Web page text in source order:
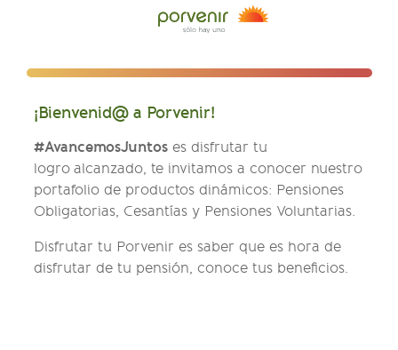
¡Bienvenid@ a Porvenir!
#AvancemosJuntos es disfrutar tu
logro alcanzado, te invitamos a conocer nuestro
portafolio de productos dinámicos: Pensiones
Obligatorias, Cesantías y Pensiones Voluntarias.
Disfrutar tu Porvenir es saber que es hora de
disfrutar de tu pensión, conoce tus beneficios.